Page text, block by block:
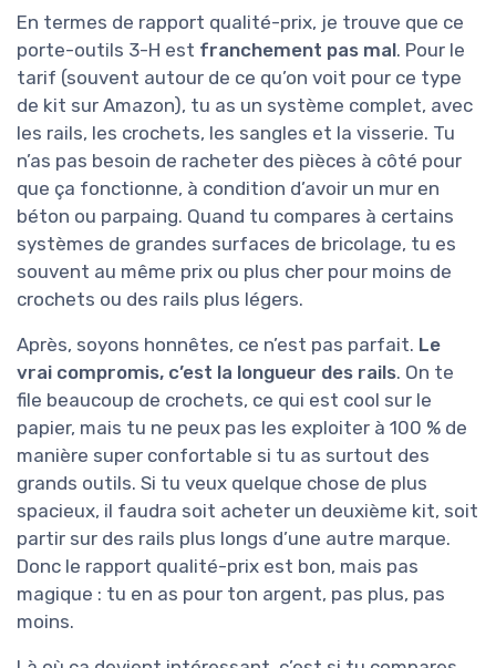
En termes de rapport qualité-prix, je trouve que ce
porte-outils 3-H est franchement pas mal. Pour le
tarif (souvent autour de ce qu’on voit pour ce type
de kit sur Amazon), tu as un système complet, avec
les rails, les crochets, les sangles et la visserie. Tu
n’as pas besoin de racheter des pièces à côté pour
que ça fonctionne, à condition d’avoir un mur en
béton ou parpaing. Quand tu compares à certains
systèmes de grandes surfaces de bricolage, tu es
souvent au même prix ou plus cher pour moins de
crochets ou des rails plus légers.
Après, soyons honnêtes, ce n’est pas parfait. Le
vrai compromis, c’est la longueur des rails. On te
file beaucoup de crochets, ce qui est cool sur le
papier, mais tu ne peux pas les exploiter à 100 % de
manière super confortable si tu as surtout des
grands outils. Si tu veux quelque chose de plus
spacieux, il faudra soit acheter un deuxième kit, soit
partir sur des rails plus longs d’une autre marque.
Donc le rapport qualité-prix est bon, mais pas
magique : tu en as pour ton argent, pas plus, pas
moins.